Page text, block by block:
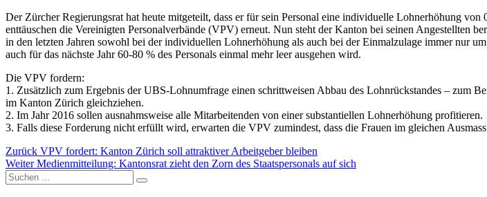
Der Zürcher Regierungsrat hat heute mitgeteilt, dass er für sein Personal eine individuelle Lohnerhöhung
enttäuschen die Vereinigten Personalverbände (VPV) erneut. Nun steht der Kanton bei seinen Angestellten
in den letzten Jahren sowohl bei der individuellen Lohnerhöhung als auch bei der Einmalzulage immer nur
auch für das nächste Jahr 60-80 % des Personals einmal mehr leer ausgehen wird.
Die VPV fordern:
1. Zusätzlich zum Ergebnis der UBS-Lohnumfrage einen schrittweisen Abbau des Lohnrückstandes –
im Kanton Zürich gleichziehen.
2. Im Jahr 2016 sollen ausnahmsweise alle Mitarbeitenden von einer substantiellen Lohnerhöhung profitieren.
3. Falls diese Forderung nicht erfüllt wird, erwarten die VPV zumindest, dass die Frauen im gleichen
Zurück Vorheriger
Beitrag:
VPV fordert: Kanton Zürich soll attraktiver Arbeitgeber bleiben
Weiter Nächster
Beitrag:
Medienmitteilung: Kantonsrat zieht den Zorn des Staatspersonals auf sich
Suchen
nach:
Suchen